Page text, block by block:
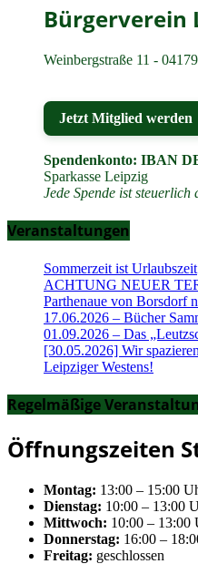
Bürgerverein
Weinbergstraße 11 -
Jetzt Mitglied werden
Spendenkonto: IBAN
Sparkasse Leipzig
Jede Spende ist steuerlich
Veranstaltungen
Sommerzeit ist Urlaubszeit
ACHTUNG NEUER
Parthenaue von Borsdorf
17.06.2026 – Bücher
01.09.2026 – Das
[30.05.2026] Wir
Leipziger Westens!
Regelmäßige
Öffnungszeiten
Montag: 13:00 – 15:00
Dienstag: 10:00 – 13:00
Mittwoch: 10:00 – 13:00
Donnerstag: 16:00 –
Freitag: geschlossen